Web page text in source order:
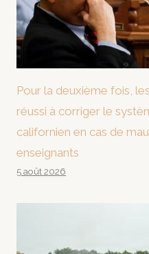
Pour la deuxième fois,
réussi à corriger le
californien en cas de
enseignants
5 août 2026